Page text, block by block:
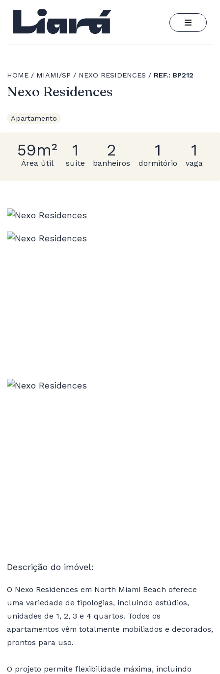
HOME MIAMI/SP NEXO RESIDENCES REF.: BP212
Nexo Residences
Apartamento
59m²
Área útil
1
suíte
2
banheiros
1
dormitório
1
vaga
Descrição do imóvel:
O Nexo Residences em North Miami Beach oferece
uma variedade de tipologias, incluindo estúdios,
unidades de 1, 2, 3 e 4 quartos. Todos os
apartamentos vêm totalmente mobiliados e decorados,
prontos para uso.
O projeto permite flexibilidade máxima, incluindo